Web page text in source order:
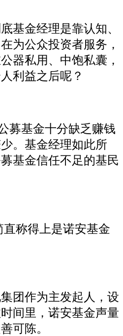
基金经理是靠认知、
为公众投资者服务，
器私用、中饱私囊，
利益之后呢？
募基金十分缺乏赚钱
。基金经理如此所
基金信任不足的基民
称得上是诺安基金
团作为主发起人，设
间里，诺安基金声量
可陈。